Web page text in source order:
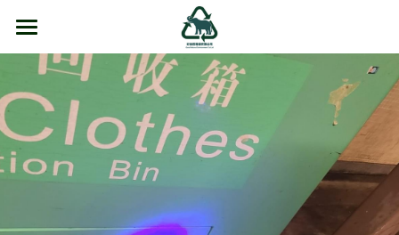
主頁
有關本公司
智能舊衣回收箱分佈地點
【Eco Expo Asia 2024】
【RETHINK】